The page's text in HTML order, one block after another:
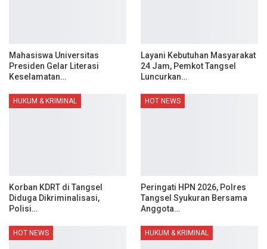
Mahasiswa Universitas
Presiden Gelar Literasi
Keselamatan…
Layani Kebutuhan Masyarakat
24 Jam, Pemkot Tangsel
Luncurkan…
HUKUM & KRIMINAL
Korban KDRT di Tangsel
Diduga Dikriminalisasi,
Polisi…
HOT NEWS
Peringati HPN 2026, Polres
Tangsel Syukuran Bersama
Anggota…
HOT NEWS HUKUM & KRIMINAL